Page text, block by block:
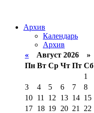
Архив
Календарь
Архив
« Август 2026 »
Пн Вт Ср Чт Пт Сб
1
3
4 5 6 7 8
10 11 12 13 14 15
17 18 19 20 21 22